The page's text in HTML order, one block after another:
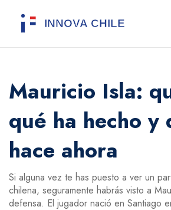
Mauricio Isla:
qué ha hecho y
hace ahora
Si alguna vez te has puesto a ver un
chilena, seguramente habrás visto a
defensa. El jugador nació en Santiago